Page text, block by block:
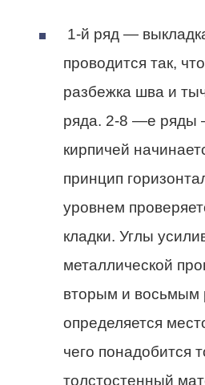
1-й ряд —
проводится так,
разбежка шва и
ряда. 2-8 —е ряды
кирпичей
принцип
уровнем
кладки. Углы
металлической
вторым и восьмым
определяется
чего понадобится
толстостенный